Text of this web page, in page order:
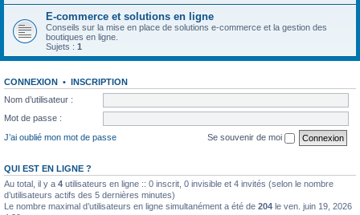
E-commerce et solutions en ligne
Conseils sur la mise en place de solutions e-commerce et la gestion des
boutiques en ligne.
Sujets : 1
CONNEXION • INSCRIPTION
Nom d’utilisateur :
Mot de passe :
J’ai oublié mon mot de passe
Se souvenir de moi
QUI EST EN LIGNE ?
Au total, il y a 4 utilisateurs en ligne :: 0 inscrit, 0 invisible et 4 invités (selon le nombre
d’utilisateurs actifs des 5 dernières minutes)
Le nombre maximal d’utilisateurs en ligne simultanément a été de 204 le ven. juin 19, 2026